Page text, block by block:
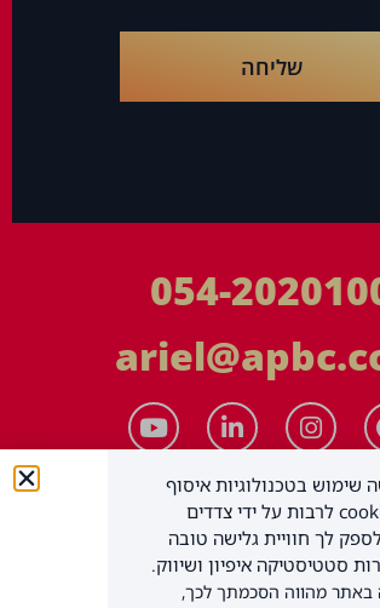
שליחה
054-
שימוש בטכנולוגיות איסוף
מידע כגון cookies לרבות על ידי צדדים
לך חוויית גלישה טובה
סטטיסטיקה איפיון ושיווק.
באתר מהווה הסכמתך לכך,